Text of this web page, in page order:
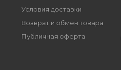
Условия доставки
Возврат и обмен товара
Публичная оферта